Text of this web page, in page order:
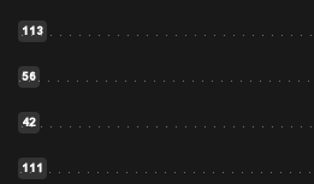
113
56
42
111